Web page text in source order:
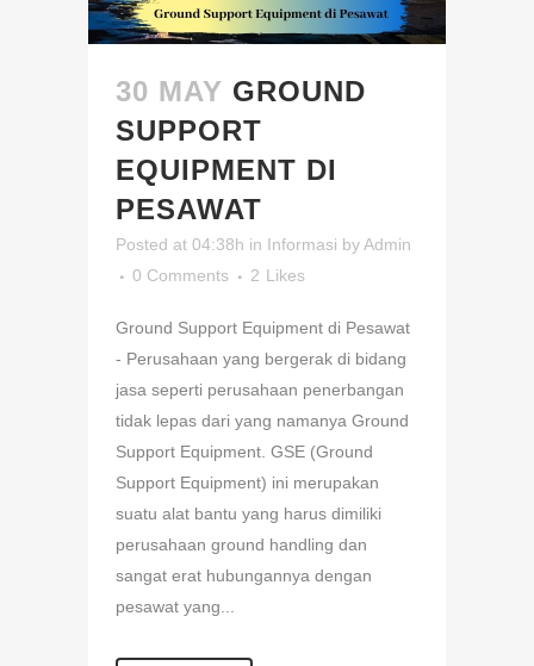
30 MAY GROUND
SUPPORT
EQUIPMENT DI
PESAWAT
Posted at 04:38h in Informasi byAdmin
0 Comments
2 Likes
Ground Support Equipment di Pesawat
- Perusahaan yang bergerak di bidang
jasa seperti perusahaan penerbangan
tidak lepas dari yang namanya Ground
Support Equipment. GSE (Ground
Support Equipment) ini merupakan
suatu alat bantu yang harus dimiliki
perusahaan ground handling dan
sangat erat hubungannya dengan
pesawat yang...